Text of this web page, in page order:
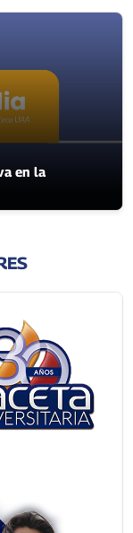
en la